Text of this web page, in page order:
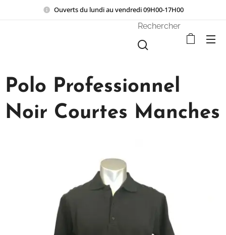
Ouverts du lundi au vendredi 09H00-17H00
Rechercher
Polo Professionnel
Noir Courtes Manches